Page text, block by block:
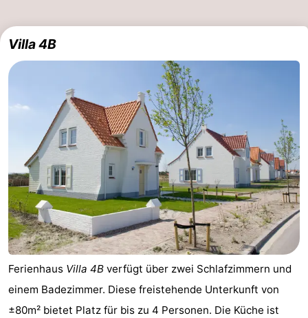
Villa 4B
Ferienhaus Villa 4B verfügt über zwei Schlafzimmern und
einem Badezimmer. Diese freistehende Unterkunft von
±80m² bietet Platz für bis zu 4 Personen. Die Küche ist